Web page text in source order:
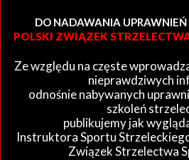
DO NADAWANIA
POLSKI ZWIĄZEK
Ze względu na częste
nieprawdziwych
odnośnie nabywanych
szkoleń
publikujemy jak
Instruktora Sportu
Związek Strzelectwa